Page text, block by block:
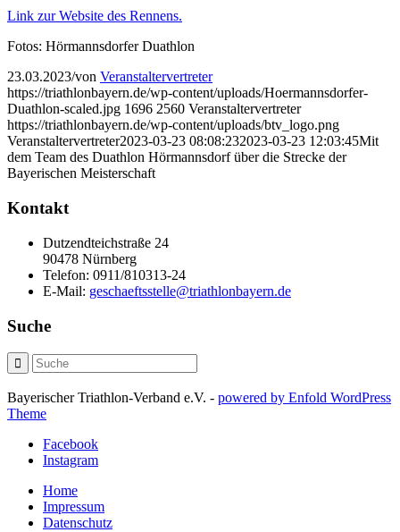
Link zur Website des Rennens.
Fotos: Hörmannsdorfer Duathlon
23.03.2023/von Veranstaltervertreter
https://triathlonbayern.de/wp-content/uploads/Hoermannsdorfer-
Duathlon-scaled.jpg 1696 2560 Veranstaltervertreter
https://triathlonbayern.de/wp-content/uploads/btv_logo.png
Veranstaltervertreter2023-03-23 08:08:232023-03-23 12:03:45Mit
dem Team des Duathlon Hörmannsdorf über die Strecke der
Bayerischen Meisterschaft
Kontakt
Dutzendteichstraße 24
90478 Nürnberg
Telefon: 0911/810313-24
E-Mail: geschaeftsstelle@triathlonbayern.de
Suche
Bayerischer Triathlon-Verband e.V. - powered by Enfold WordPress
Theme
Facebook
Instagram
Home
Impressum
Datenschutz